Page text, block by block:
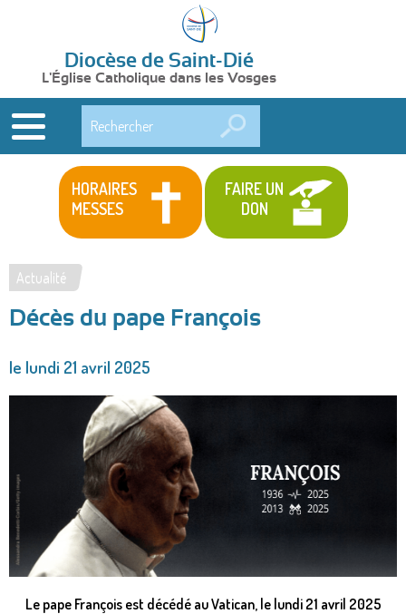
Diocèse de Saint-Dié
L'Église Catholique dans les Vosges
HORAIRES
MESSES
FAIRE UN
DON
Vous
êtes
ici
Actualité
Décès du pape François
le lundi 21 avril 2025
Le pape François est décédé au Vatican, le lundi 21 avril 2025